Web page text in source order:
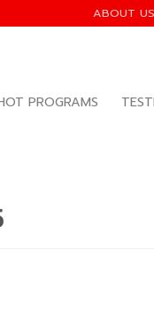
ABOUT US
PROGRAMS